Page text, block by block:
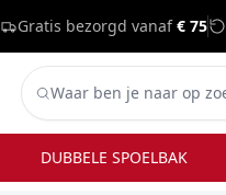
Gratis bezorgd vanaf€ 75
DUBBELE SPOELBAK